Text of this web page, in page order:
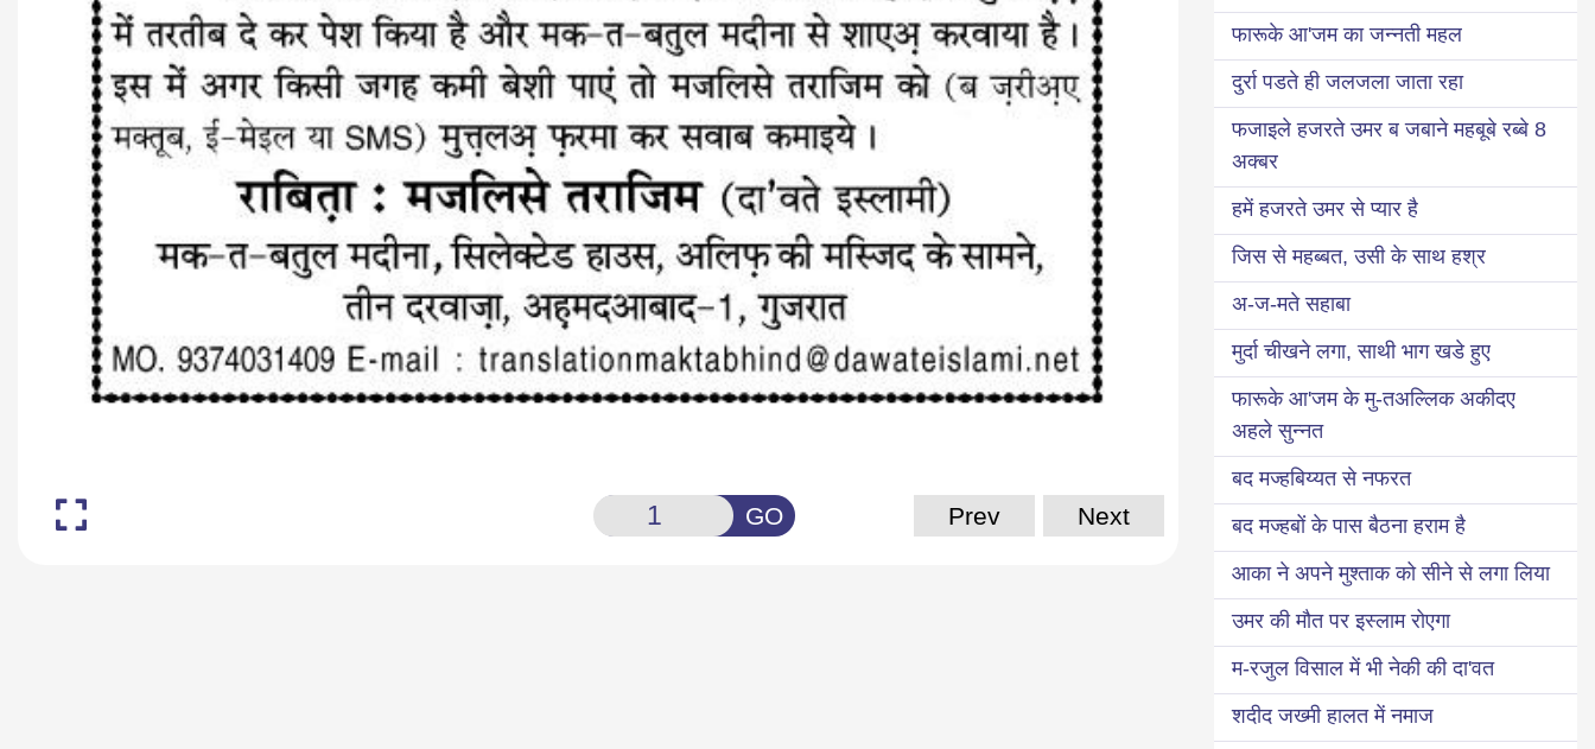
GO Prev Next
फारूके आ'जम का जन्नती महल
दुर्रा पडते ही जलजला जाता रहा
8 फजाइले हजरते उमर ब जबाने महबूबे रब्बे
अक्बर
हमें हजरते उमर से प्यार है
जिस से महब्बत, उसी के साथ हश्र
अ-ज-मते सहाबा
मुर्दा चीखने लगा, साथी भाग खडे हुए
फारूके आ'जम के मु-तअल्लिक अकीदए
अहले सुन्नत
बद मज्हबिय्यत से नफरत
बद मज्हबों के पास बैठना हराम है
आका ने अपने मुश्ताक को सीने से लगा लिया
उमर की मौत पर इस्लाम रोएगा
म-रजुल विसाल में भी नेकी की दा'वत
शदीद जख्मी हालत में नमाज